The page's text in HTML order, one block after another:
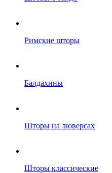
Римские шторы
Балдахины
Шторы на люверсах
Шторы классические